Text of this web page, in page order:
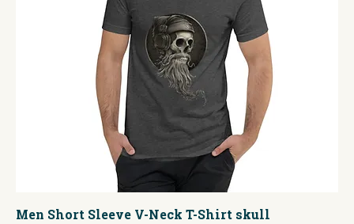
Men Short Sleeve V-Neck T-Shirt skull